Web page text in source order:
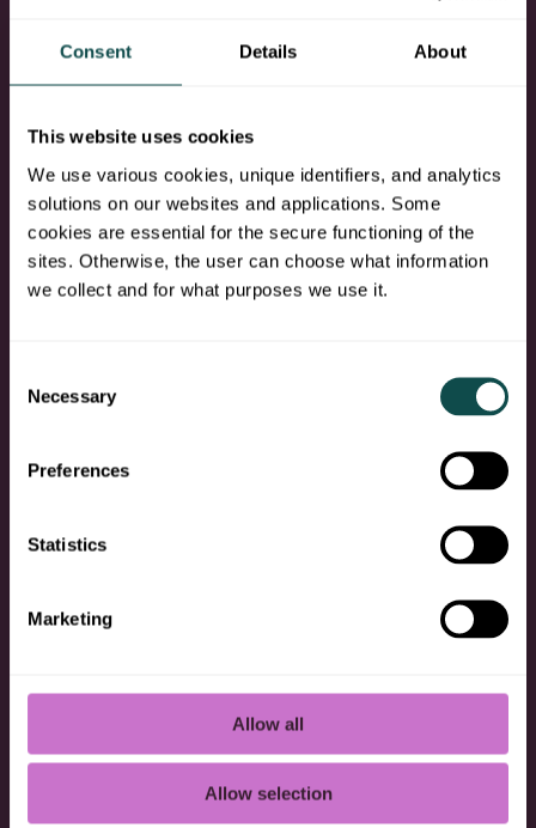
Consent Details About
This website uses cookies
We use various cookies, unique identifiers, and analytics
solutions on our websites and applications. Some
cookies are essential for the secure functioning of the
sites. Otherwise, the user can choose what information
we collect and for what purposes we use it.
Selection
Necessary
Preferences
Statistics
Marketing
Allow all
Allow selection
Jos sait kutsun työhaastatteluun, varaudu
vierailemaan jossakin toimipisteessämme.
Teamsin tai puhelimen välityksellä. Ilmoita
aina, jos haastatteluaika ei sovikaan.
Voit saada ennen haastattelua kutsun myös
ns. videohaastatteluun,jossa voit nauhoittaa
vastauksesi kysymyksiin silloin, kun sinulle
ennakkotehtäviä ja erilaisia testejä.
haettavasta roolista riippuen.
6